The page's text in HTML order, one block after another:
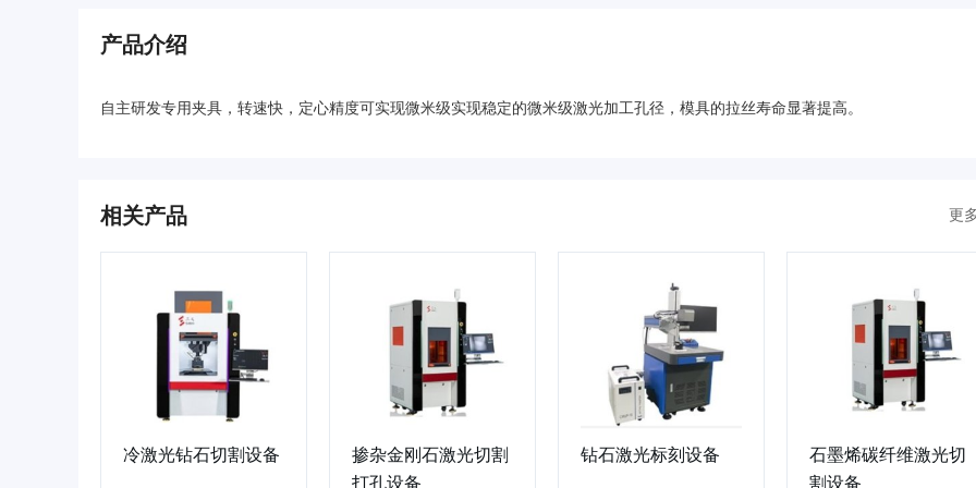
产品介绍
自主研发专用夹具，转速快，定心精度可实现微米级实现稳定的微米级激光加工孔径，模具的拉丝寿命显著提高。
相关产品 更
冷激光钻石切割设备
掺杂金刚石激光切割
打孔设备
钻石激光标刻设备
石墨烯碳纤维激光切
割设备